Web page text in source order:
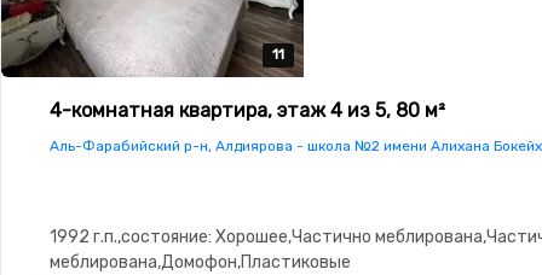
11
11
11
11
11
4-комнатная квартира, этаж 4 из 5, 80 м²
Аль-Фарабийский р-н, Алдиярова - школа №2 имени Алихана
1992 г.п.,состояние: Хорошее,Частично
меблирована,Домофон,Пластиковые